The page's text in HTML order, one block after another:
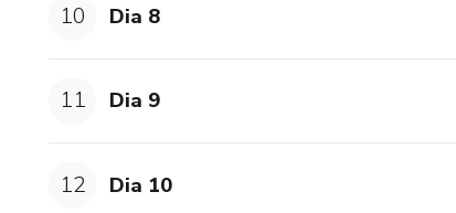
10 Dia 8
11 Dia 9
12 Dia 10